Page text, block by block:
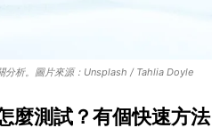
分析。圖片來源：Unsplash / Tahlia Doyle
麼測試？有個快速方法